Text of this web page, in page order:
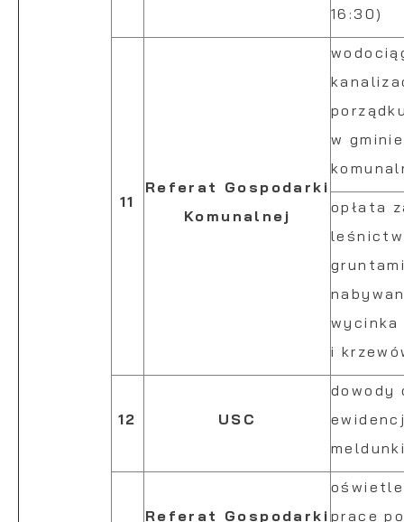
16:30)
11
Referat Gospodarki
Komunalnej
w
opłata
wycinka
i
12 USC
dowody
Referat Gospodarki prace